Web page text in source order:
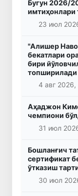
Бугун 2026/
имтиҳонлари
23 июл
"Алишер
бекатлари
бири
топширилади
4 авг 2026,
Аҳаджон
чемпиони
31 июл
Бошланғич
сертификат
ўтказиш
30 июл